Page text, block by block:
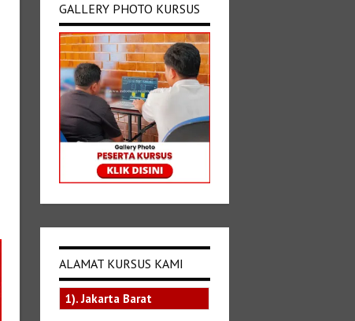
GALLERY PHOTO KURSUS
ALAMAT KURSUS KAMI
1). Jakarta Barat